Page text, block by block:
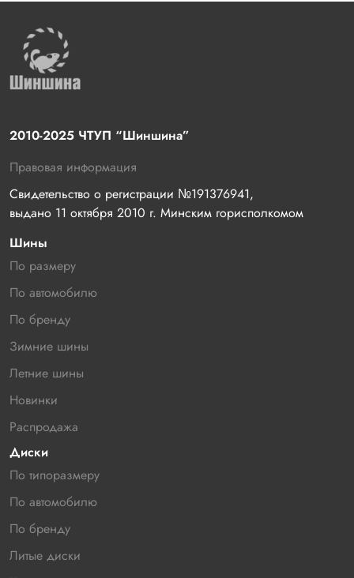
2010-2025 ЧТУП “Шиншина”
Правовая информация
Свидетельство о регистрации №191376941,
выдано 11 октября 2010 г. Минским горисполкомом
Шины
По размеру
По автомобилю
По бренду
Зимние шины
Летние шины
Новинки
Распродажа
Диски
По типоразмеру
По автомобилю
По бренду
Литые диски